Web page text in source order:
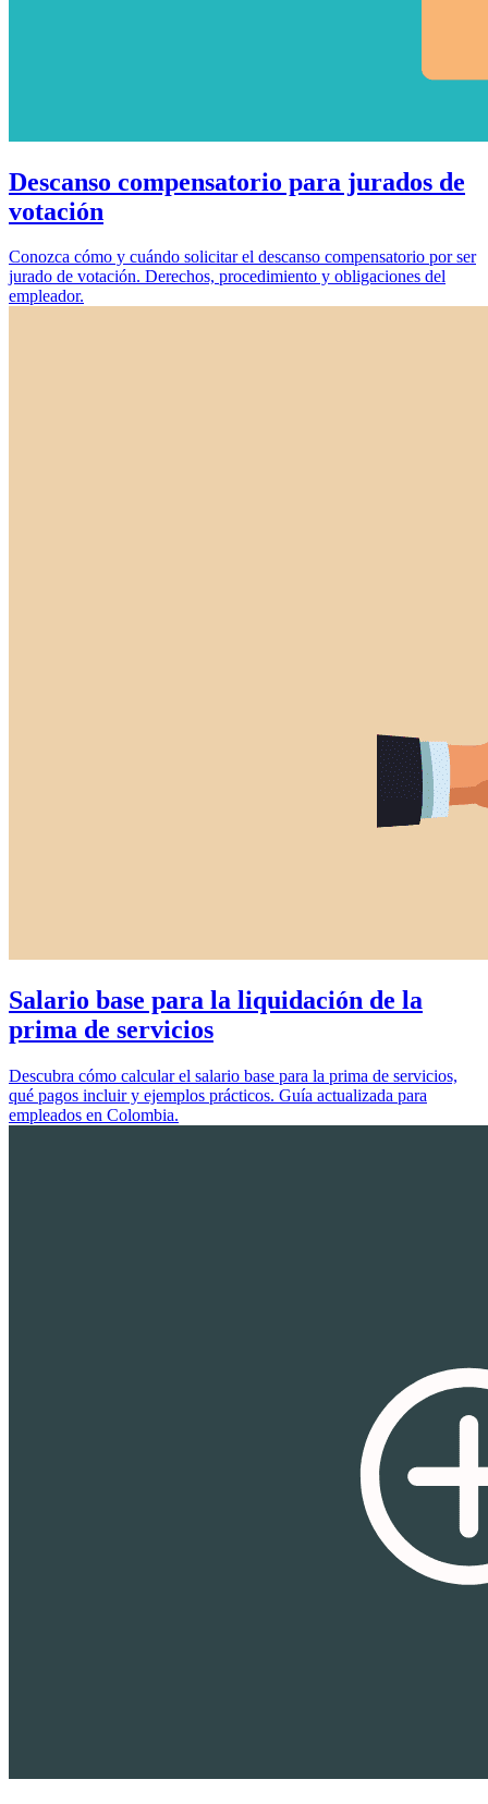
Descanso compensatorio para jurados de
votación
Conozca cómo y cuándo solicitar el descanso compensatorio por ser
jurado de votación. Derechos, procedimiento y obligaciones del
empleador.
Salario base para la liquidación de la
prima de servicios
Descubra cómo calcular el salario base para la prima de servicios,
qué pagos incluir y ejemplos prácticos. Guía actualizada para
empleados en Colombia.